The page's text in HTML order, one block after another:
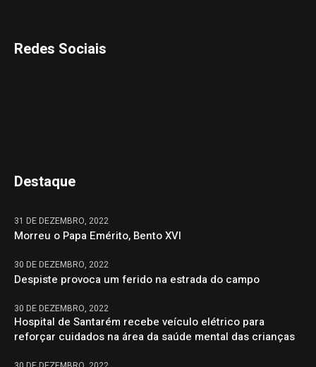
Redes Sociais
Destaque
31 DE DEZEMBRO, 2022
Morreu o Papa Emérito, Bento XVI
30 DE DEZEMBRO, 2022
Despiste provoca um ferido na estrada do campo
30 DE DEZEMBRO, 2022
Hospital de Santarém recebe veículo elétrico para
reforçar cuidados na área da saúde mental das crianças